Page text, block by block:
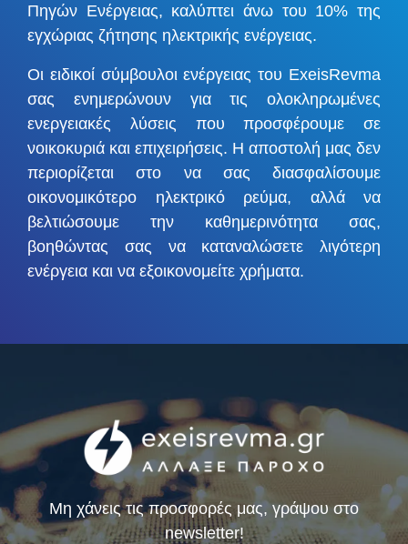
Πηγών Ενέργειας, καλύπτει άνω του 10% της
εγχώριας ζήτησης ηλεκτρικής ενέργειας.
Οι ειδικοί σύμβουλοι ενέργειας του ExeisRevma
σας ενημερώνουν για τις ολοκληρωμένες
ενεργειακές λύσεις που προσφέρουμε σε
νοικοκυριά και επιχειρήσεις. Η αποστολή μας δεν
περιορίζεται στο να σας διασφαλίσουμε
οικονομικότερο ηλεκτρικό ρεύμα, αλλά να
βελτιώσουμε την καθημερινότητα σας,
βοηθώντας σας να καταναλώσετε λιγότερη
ενέργεια και να εξοικονομείτε χρήματα.
Μη χάνεις τις προσφορές μας, γράψου στο
newsletter!